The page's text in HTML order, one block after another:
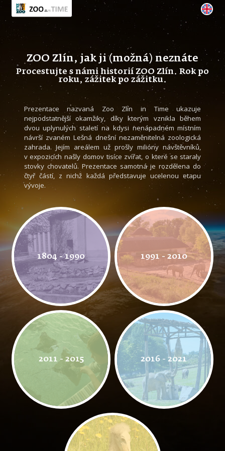
ZOO Zlín, jak ji (možná) neznáte
Procestujte s námi historií ZOO Zlín. Rok po
roku, zážitek po zážitku.
Prezentace nazvaná Zoo Zlín in Time ukazuje
nejpodstatnější okamžiky, díky kterým vznikla během
dvou uplynulých staletí na kdysi nenápadném místním
návrší zvaném Lešná dnešní nezaměnitelná zoologická
zahrada. Jejím areálem už prošly milióny návštěvníků,
v expozicích našly domov tisíce zvířat, o které se staraly
stovky chovatelů. Prezentace samotná je rozdělena do
čtyř částí, z nichž každá představuje ucelenou etapu
vývoje.
1804 - 1990 1991 - 2010
2011 - 2015 2016 - 2021